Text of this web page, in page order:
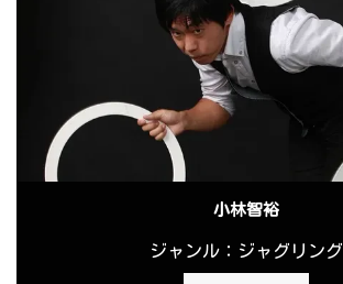
小林智裕
ジャンル：ジャグリング